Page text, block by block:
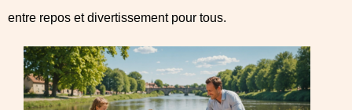
entre repos et divertissement pour tous.